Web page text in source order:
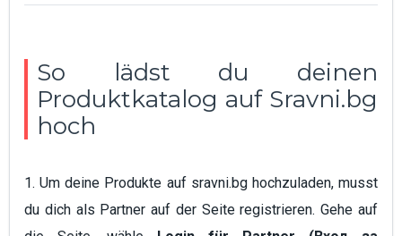
So lädst du deinen
Produktkatalog auf Sravni.bg
hoch
1. Um deine Produkte auf sravni.bg hochzuladen, musst
du dich als Partner auf der Seite registrieren. Gehe auf